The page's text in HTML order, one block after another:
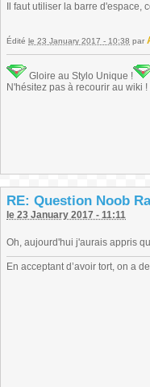
Il faut utiliser la barre
Édité le 23 January 2017 - 10:38 par
Gloire au Stylo Unique !
N'hésitez pas à recourir au wiki !
RE: Question Noob
le 23 January 2017 - 11:11
Oh, aujourd'hui j'aurais appris
En acceptant d’avoir tort, on a